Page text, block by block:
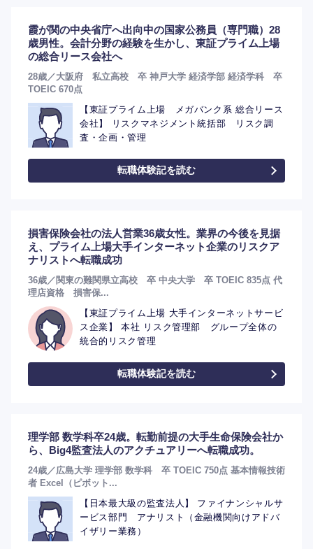
選択する
霞が関の中央省庁へ出向中の国家公務員（専門職）28
歳男性。会計分野の経験を生かし、東証プライム上場
の総合リース会社へ
28歳／大阪府 私立高校 卒 神戸大学 経済学部 経済学科 卒
TOEIC 670点
【東証プライム上場 メガバンク系 総合リース
会社】 リスクマネジメント統括部 リスク調
査・企画・管理
転職体験記を読む
損害保険会社の法人営業36歳女性。業界の今後を見据
え、プライム上場大手インターネット企業のリスクア
ナリストへ転職成功
36歳／関東の難関県立高校 卒 中央大学 卒 TOEIC 835点 代
理店資格 損害保...
【東証プライム上場 大手インターネットサービ
ス企業】 本社 リスク管理部 グループ全体の
統合的リスク管理
転職体験記を読む
理学部 数学科卒24歳。転勤前提の大手生命保険会社か
ら、Big4監査法人のアクチュアリーへ転職成功。
24歳／広島大学 理学部 数学科 卒 TOEIC 750点 基本情報技術
者 Excel（ピボット...
【日本最大級の監査法人】 ファイナンシャルサ
ービス部門 アナリスト（金融機関向けアドバ
イザリー業務）